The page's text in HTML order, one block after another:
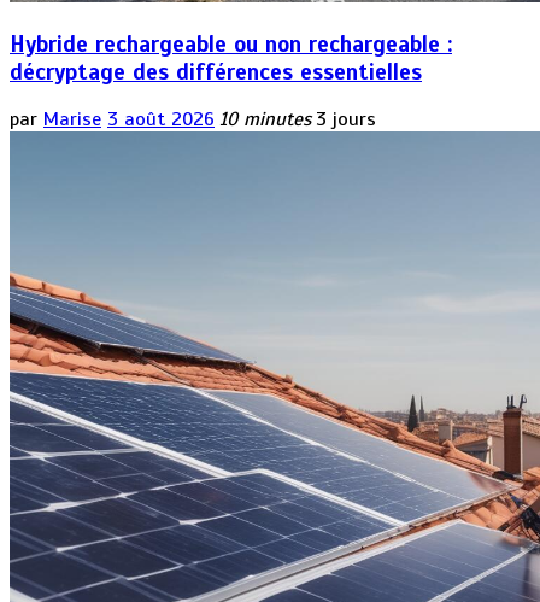
Hybride rechargeable ou non rechargeable :
décryptage des différences essentielles
par Marise 3 août 2026 10 minutes 3 jours